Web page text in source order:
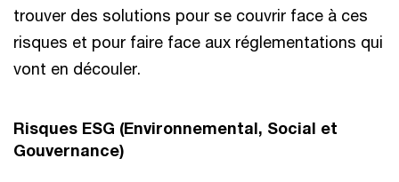
trouver des solutions pour se couvrir face à ces
risques et pour faire face aux réglementations qui
vont en découler.
Risques ESG (Environnemental, Social et
Gouvernance)